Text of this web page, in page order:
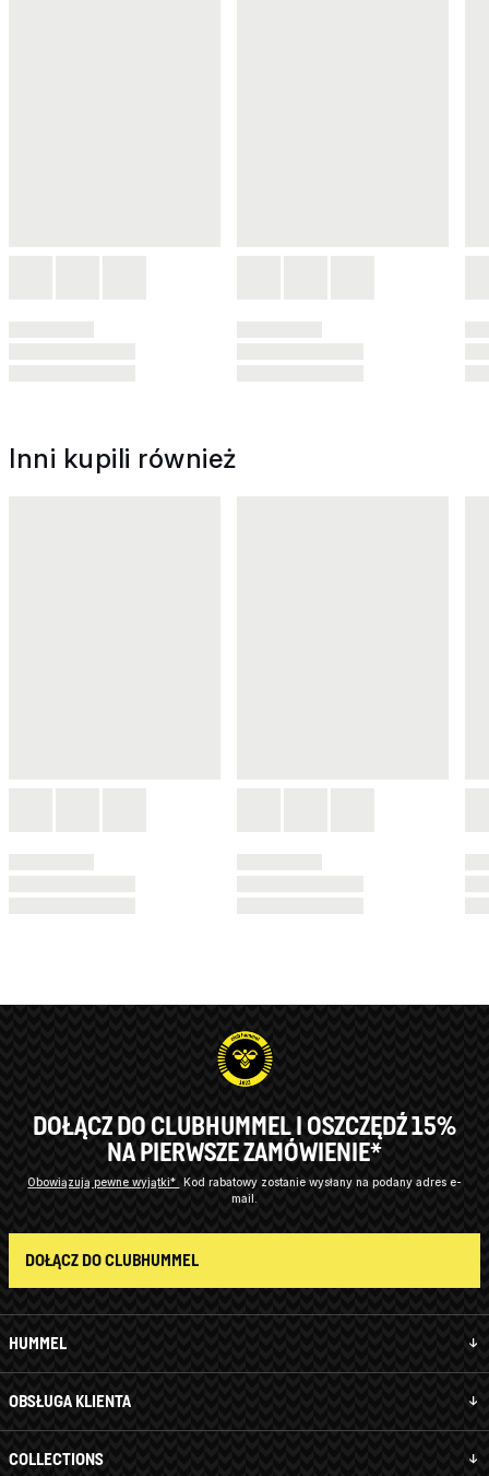
Inni kupili również
HUMMEL
OBSŁUGA KLIENTA
COLLECTIONS
DOŁĄCZ DO CLUBHUMMEL I OSZCZĘDŹ 15%
NA PIERWSZE ZAMÓWIENIE*
Obowiązują pewne wyjątki* Kod rabatowy zostanie wysłany na podany adres e-
mail.
DOŁĄCZ DO CLUBHUMMEL